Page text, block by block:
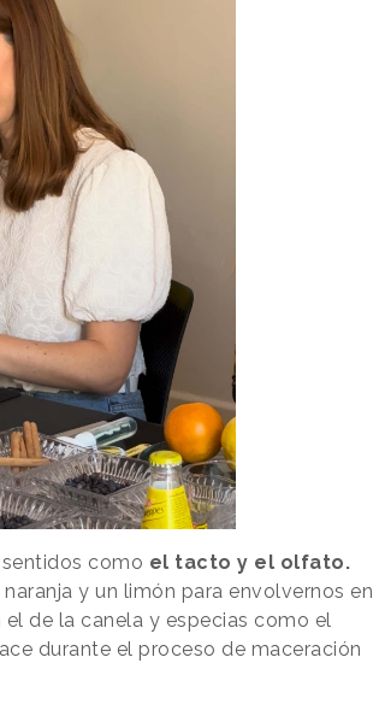
como el tacto y el olfato.
y un limón para envolvernos en
de la canela y especias como el
durante el proceso de maceración